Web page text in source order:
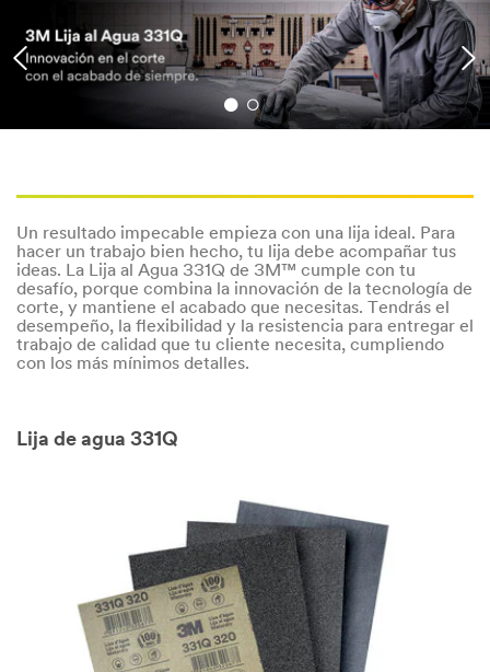
Un resultado impecable empieza con una lija ideal. Para
hacer un trabajo bien hecho, tu lija debe acompañar tus
ideas. La Lija al Agua 331Q de 3M™ cumple con tu
desafío, porque combina la innovación de la tecnología de
corte, y mantiene el acabado que necesitas. Tendrás el
desempeño, la flexibilidad y la resistencia para entregar el
trabajo de calidad que tu cliente necesita, cumpliendo
con los más mínimos detalles.
Lija de agua 331Q